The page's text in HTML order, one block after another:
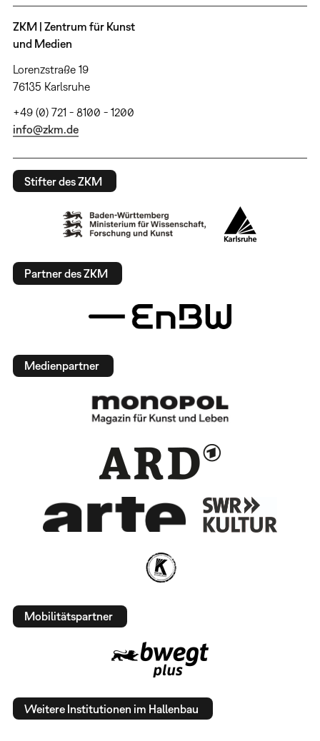
ZKM | Zentrum für Kunst
und Medien
Lorenzstraße 19
76135 Karlsruhe
+49 (0) 721 - 8100 - 1200
info@zkm.de
Stifter des ZKM
Partner des ZKM
Medienpartner
Mobilitätspartner
Weitere Institutionen im Hallenbau